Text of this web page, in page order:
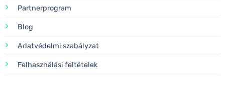
Partnerprogram
Blog
Adatvédelmi szabályzat
Felhasználási feltételek